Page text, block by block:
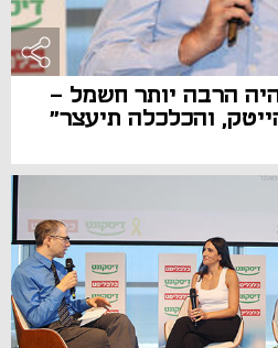
הרבה יותר חשמל –